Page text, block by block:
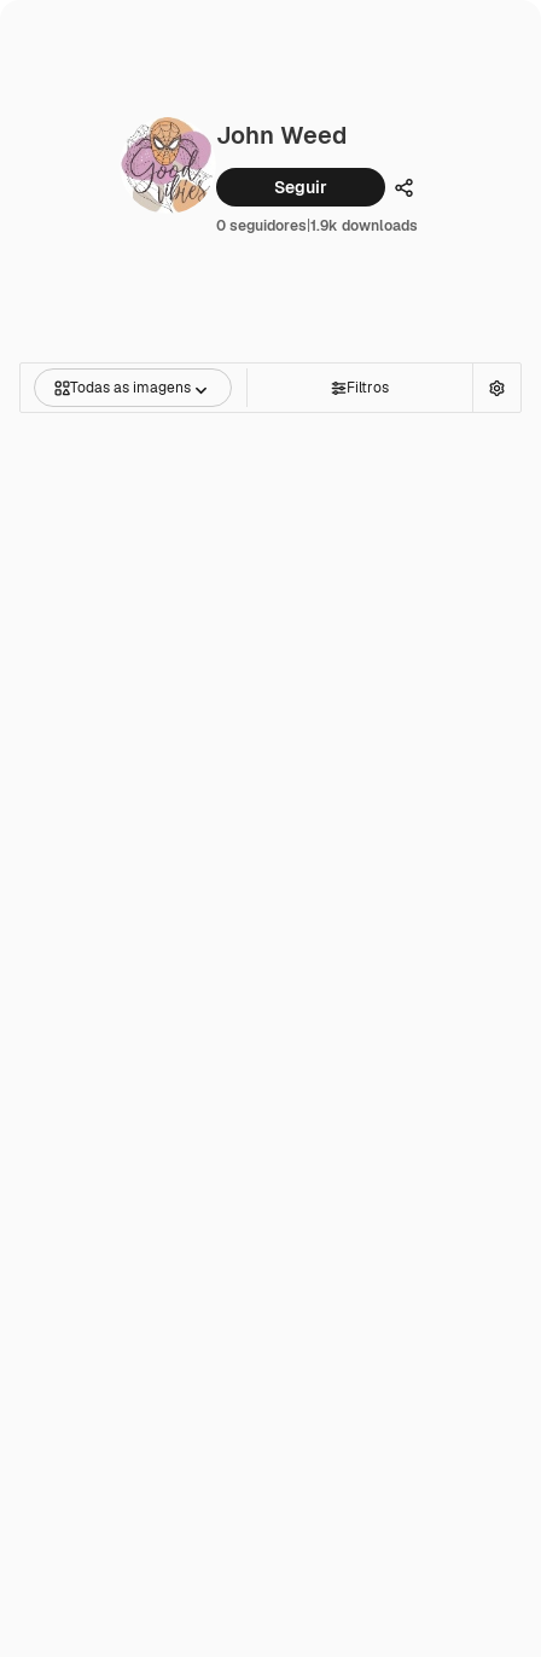
John Weed
Seguir Compartilhar
0 seguidores|1.9k downloads
Todas as imagens Filtros